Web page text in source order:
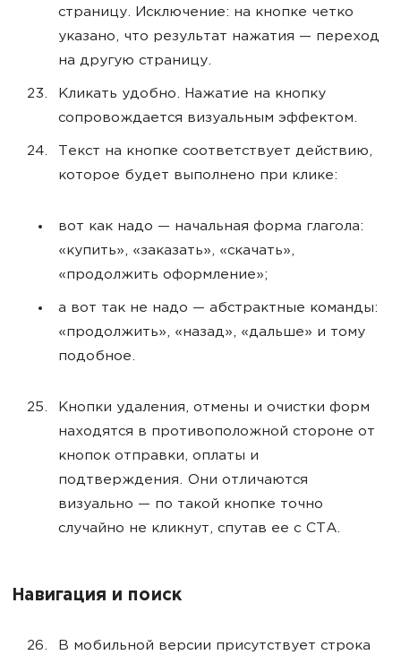
страницу. Исключение: на кнопке четко
указано, что результат нажатия — переход
на другую страницу.
Кликать удобно. Нажатие на кнопку
сопровождается визуальным эффектом.
Текст на кнопке соответствует действию,
которое будет выполнено при клике:
вот как надо — начальная форма глагола:
«купить», «заказать», «скачать»,
«продолжить оформление»;
а вот так не надо — абстрактные команды:
«продолжить», «назад», «дальше» и тому
подобное.
Кнопки удаления, отмены и очистки форм
находятся в противоположной стороне от
кнопок отправки, оплаты и
подтверждения. Они отличаются
визуально — по такой кнопке точно
случайно не кликнут, спутав ее с CTA.
Навигация и поиск
В мобильной версии присутствует строка